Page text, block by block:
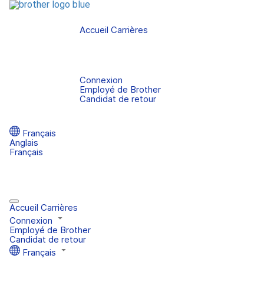
Accueil Carrières
Connexion
Employé de Brother
Candidat de retour
Français
Anglais
Français
Accueil Carrières
Connexion
Employé de Brother
Candidat de retour
Français